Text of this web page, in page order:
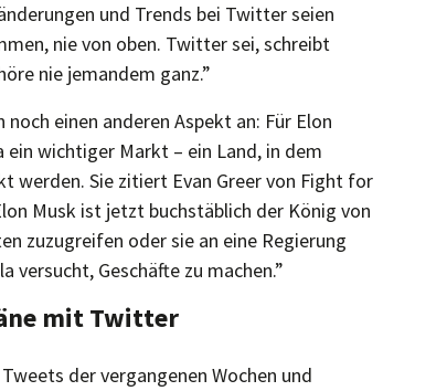
und Trends bei Twitter seien
nie von oben. Twitter sei, schreibt
nie jemandem ganz.”
noch einen anderen Aspekt an: Für Elon
wichtiger Markt – ein Land, in dem
werden. Sie zitiert Evan Greer von Fight for
Musk ist jetzt buchstäblich der König von
zuzugreifen oder sie an eine Regierung
versucht, Geschäfte zu machen.”
mit Twitter
der vergangenen Wochen und